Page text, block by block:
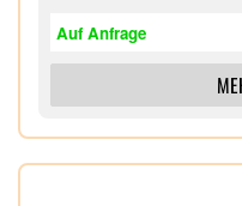
Auf Anfrage